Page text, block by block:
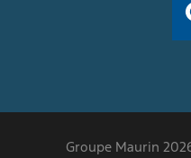
Groupe Maurin